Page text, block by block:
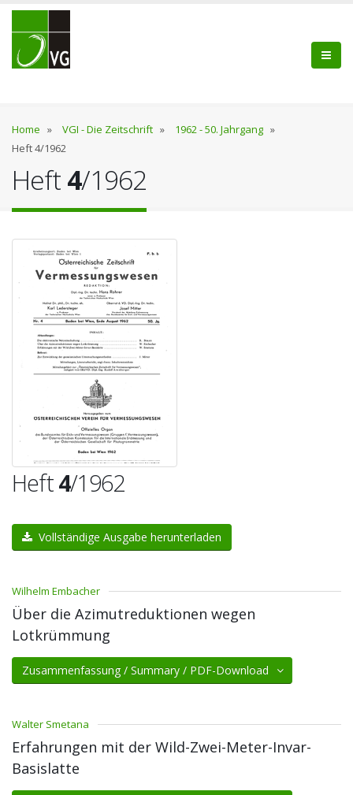
Home » VGI - Die Zeitschrift » 1962 - 50. Jahrgang »
Heft 4/1962
Heft4/1962
Heft4/1962
Vollständige Ausgabe herunterladen
Wilhelm Embacher
Über die Azimutreduktionen wegen
Lotkrümmung
Zusammenfassung / Summary / PDF-Download
Walter Smetana
Erfahrungen mit der Wild-Zwei-Meter-Invar-
Basislatte